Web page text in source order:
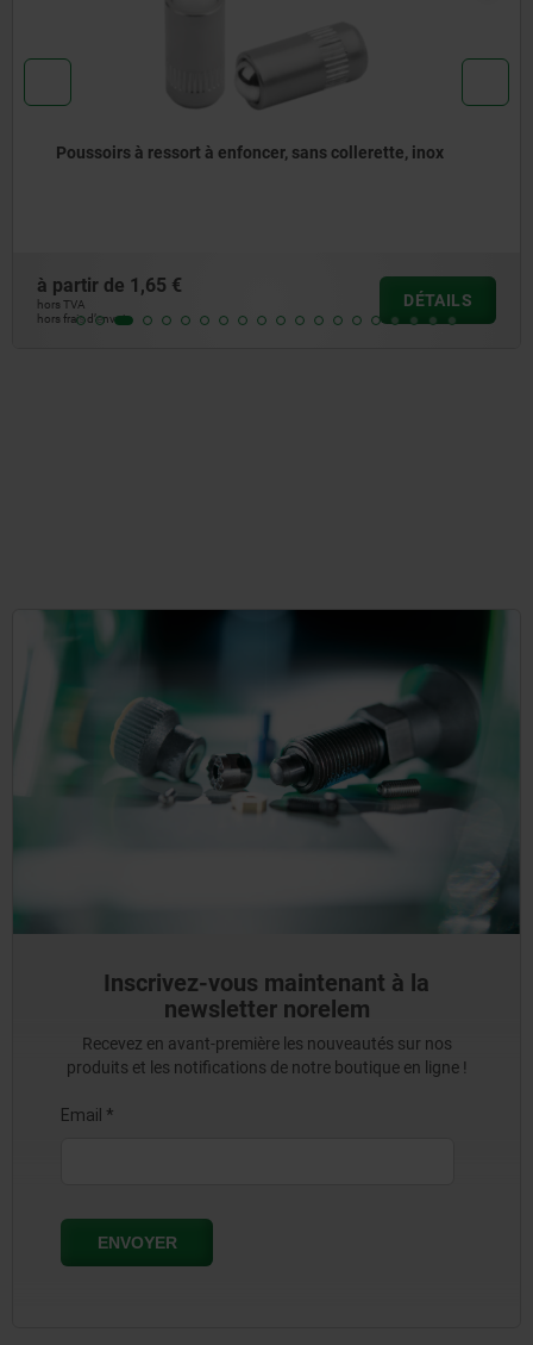
Poussoirs à ressort à enfoncer, sans collerette, inox
à partir de 1,65 €
hors TVA
hors frais d’envoi
DÉTAILS
Inscrivez-vous maintenant à la
newsletter norelem
Recevez en avant-première les nouveautés sur nos
produits et les notifications de notre boutique en ligne !